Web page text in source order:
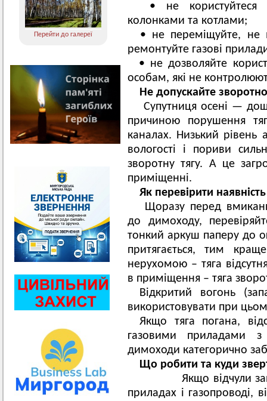
Перейти до галереї
• не користуйтеся
колонками та котлами;
• не переміщуйте, не
ремонтуйте газові
• не дозволяйте
особам, які не
Не допускайте
Супутниця осені —
причиною порушення
каналах. Низький рівень
вологості і пориви
зворотну тягу. А це
приміщенні.
Як перевірити наявність
Щоразу перед
до димоходу,
тонкий аркуш паперу до
притягається, тим
нерухомою – тяга
в приміщення – тяга
Відкритий вогонь
використовувати при
Якщо тяга погана,
газовими приладами з
димоходи категорично
Що робити та куди
Якщо відчули запах
приладах і газопроводі,